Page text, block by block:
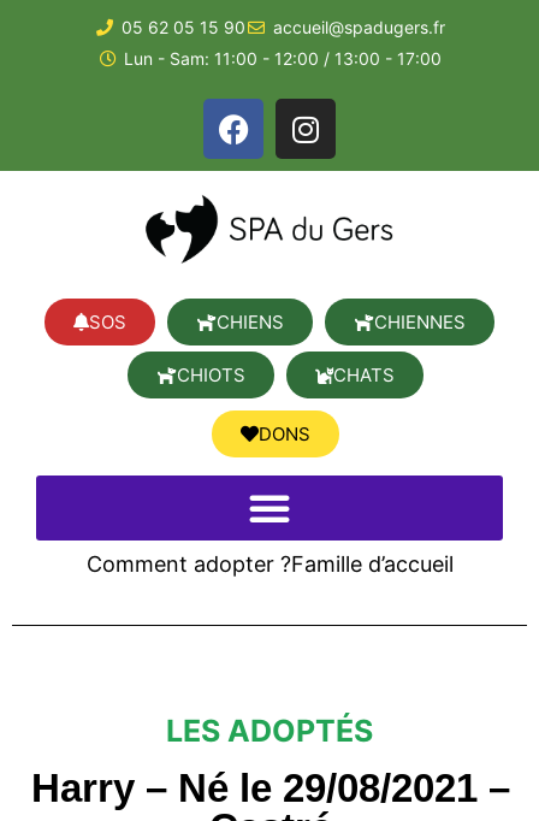
05 62 05 15 90
accueil@spadugers.fr
Lun - Sam: 11:00 - 12:00 / 13:00 - 17:00
SOS CHIENS CHIENNES
CHIOTS CHATS
DONS
Comment adopter ?Famille d’accueil
LES ADOPTÉS
Harry – Né le 29/08/2021 –